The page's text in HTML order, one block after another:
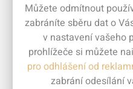
Můžete odmítnout
zabráníte sběru dat o
v nastavení vašeho
prohlížeče si můžete
pro odhlášení od
zabrání odesílání